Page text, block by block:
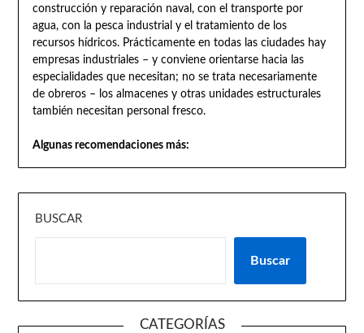
construcción y reparación naval, con el transporte por
agua, con la pesca industrial y el tratamiento de los
recursos hídricos. Prácticamente en todas las ciudades hay
empresas industriales – y conviene orientarse hacia las
especialidades que necesitan; no se trata necesariamente
de obreros – los almacenes y otras unidades estructurales
también necesitan personal fresco.
Algunas recomendaciones más:
BUSCAR
Buscar
CATEGORÍAS